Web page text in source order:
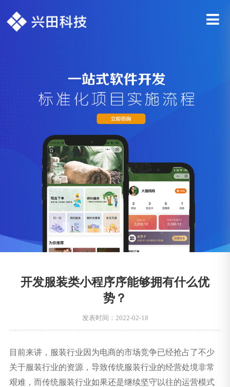
开发服装类小程序序能够拥有什么优
势？
发表时间：2022-02-18
目前来讲，服装行业因为电商的市场竞争已经抢占了不少
关于服装行业的资源，导致传统服装行业的经营处境非常
艰难，而传统服装行业如果还是继续坚守以往的运营模式